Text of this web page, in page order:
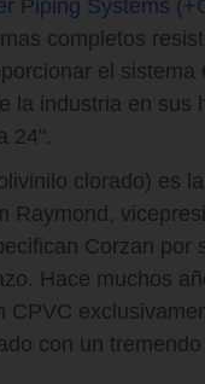
Piping Systems
completos
el
la industria en sus
24".
clorado) es
Raymond,
Corzan por
Hace muchos
CPVC
con un